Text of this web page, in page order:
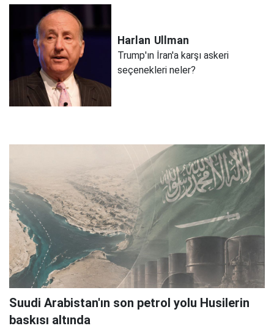
Harlan Ullman
Trump'ın İran'a karşı askeri
seçenekleri neler?
Suudi Arabistan'ın son petrol yolu Husilerin
baskısı altında